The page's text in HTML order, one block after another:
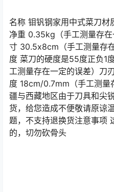
名称 钼钒钢家用中式菜刀材
净重 0.35kg（手工测量存在
寸 30.5x8cm（手工测量存
度 菜刀的硬度是55度正负1
工测量存在一定的误差）刀
度 18cm/0.7mm（手工测量
疆与西藏地区由于刀具和尖
货，给您造成不便敬请原谅
题，不支持退换货注意事项
的，切勿砍骨头